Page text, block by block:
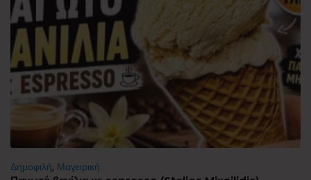
Δημοφιλή, Μαγειρική